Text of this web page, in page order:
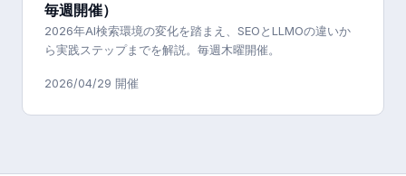
毎週開催）
2026年AI検索環境の変化を踏まえ、SEOとLLMOの違いか
ら実践ステップまでを解説。毎週木曜開催。
2026/04/29 開催